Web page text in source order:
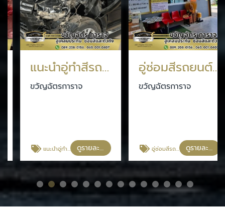
แนะนำอู่ทำสีรถยนต์ กรุงเทพประกันภัย
ขวัญฉัตรการาจ
แนะนำอู่ทำสีรถยนต์ กรุงเทพประกันภัย ดูรายละเอียด
อู่ซ่อมสีรถยนต์ กรุงเทพประกันภัย
ขวัญฉัตรการาจ
อู่ซ่อมสีรถยนต์ กรุงเทพประกันภัย ดูรายละเอียด